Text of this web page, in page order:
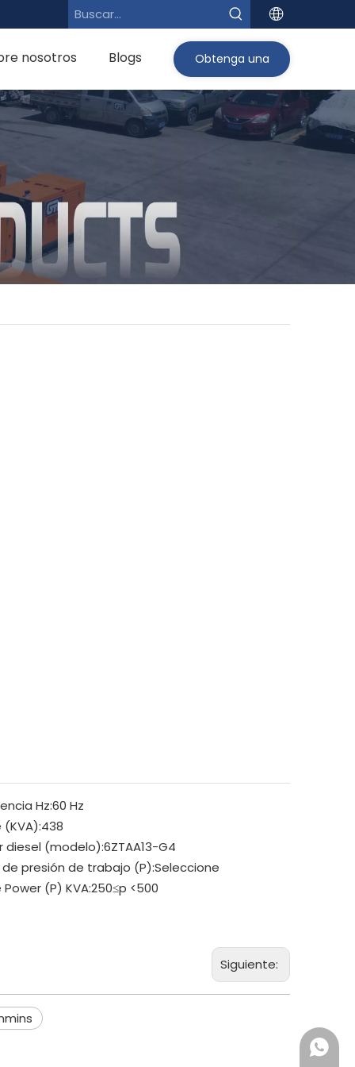
nosotros Blogs Obtenga una
cotización>
Hz:60 Hz
(KVA):438
diesel (modelo):6ZTAA13-G4
de presión de trabajo (P):Seleccione
Power (P) KVA:250≤p <500
Siguiente:
+86